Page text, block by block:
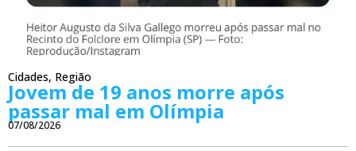
Cidades, Região
Jovem de 19 anos morre após
passar mal em Olímpia
07/08/2026